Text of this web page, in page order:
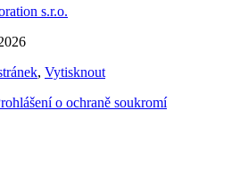
s.r.o.
, Vytisknout
o ochraně soukromí